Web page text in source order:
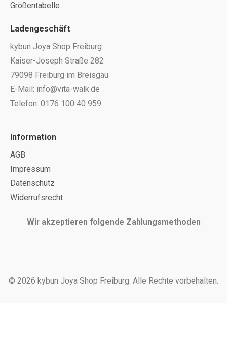
Größentabelle
Ladengeschäft
kybun Joya Shop Freiburg
Kaiser-Joseph Straße 282
79098 Freiburg im Breisgau
E-Mail: info@vita-walk.de
Telefon: 0176 100 40 959
Information
AGB
Impressum
Datenschutz
Widerrufsrecht
Wir akzeptieren folgende Zahlungsmethoden
© 2026 kybun Joya Shop Freiburg. Alle Rechte vorbehalten.